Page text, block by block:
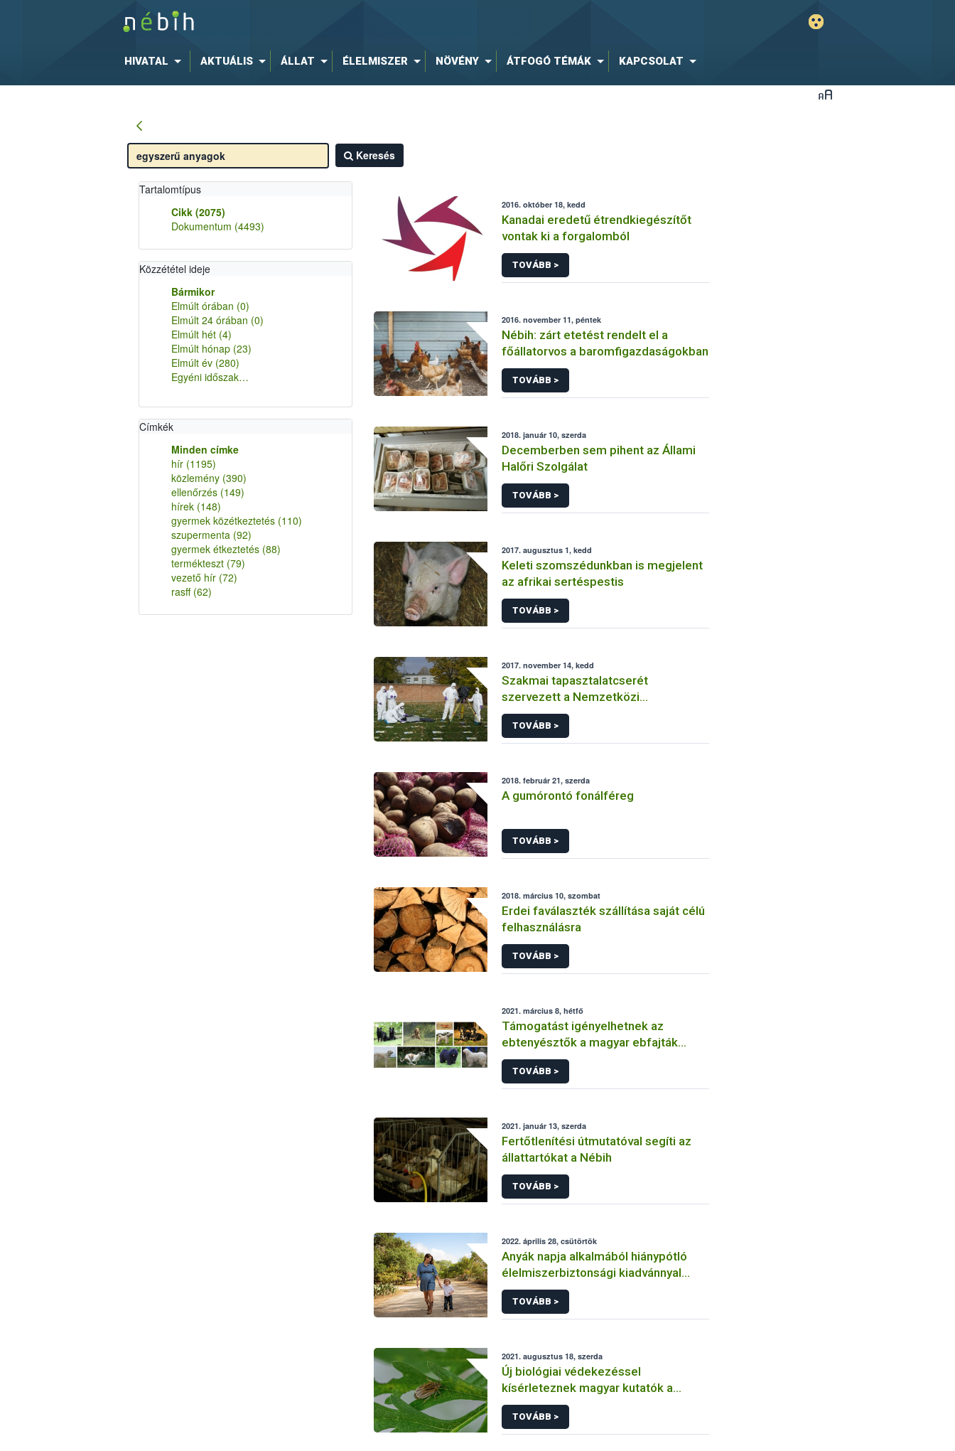
HIVATAL AKTUÁLIS ÁLLAT ÉLELMISZER NÖVÉNY ÁTFOGÓ TÉMÁK KAPCSOLAT
Keresés
Tartalomtípus
Cikk (2075)
Dokumentum (4493)
Közzététel ideje
Bármikor
Elmúlt órában (0)
Elmúlt 24 órában (0)
Elmúlt hét (4)
Elmúlt hónap (23)
Elmúlt év (280)
Egyéni időszak…
Címkék
Minden címke
hír (1195)
közlemény (390)
ellenőrzés (149)
hírek (148)
gyermek közétkeztetés (110)
szupermenta (92)
gyermek étkeztetés (88)
termékteszt (79)
vezető hír (72)
rasff (62)
2016. október 18, kedd
Kanadai eredetű étrendkiegészítőt
vontak ki a forgalomból
TOVÁBB >
2016. november 11, péntek
Nébih: zárt etetést rendelt el a
főállatorvos a baromfigazdaságokban
TOVÁBB >
2018. január 10, szerda
Decemberben sem pihent az Állami
Halőri Szolgálat
TOVÁBB >
2017. augusztus 1, kedd
Keleti szomszédunkban is megjelent
az afrikai sertéspestis
TOVÁBB >
2017. november 14, kedd
Szakmai tapasztalatcserét
szervezett a Nemzetközi
Atomenergia Ügynökség és a NÉBIH
TOVÁBB >
2018. február 21, szerda
A gumórontó fonálféreg
TOVÁBB >
2018. március 10, szombat
Erdei faválaszték szállítása saját célú
felhasználásra
TOVÁBB >
2021. március 8, hétfő
Támogatást igényelhetnek az
ebtenyésztők a magyar ebfajták
törzskönyvéhez
TOVÁBB >
2021. január 13, szerda
Fertőtlenítési útmutatóval segíti az
állattartókat a Nébih
TOVÁBB >
2022. április 28, csütörtök
Anyák napja alkalmából hiánypótló
élelmiszerbiztonsági kiadvánnyal
köszönti a kismamákat a Nébih
TOVÁBB >
2021. augusztus 18, szerda
Új biológiai védekezéssel
kísérleteznek magyar kutatók a
parlagfű ellen
TOVÁBB >